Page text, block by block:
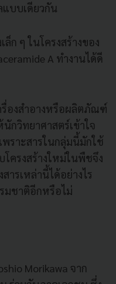
บบเดียวกัน
ก ๆ ในโครงสร้างของ
A ทำงานได้ดี
รื่องสำอางหรือผลิตภัณฑ์
กวิทยาศาสตร์เข้าใจ
พราะสารในกลุ่มนี้มักใช้
ครงสร้างใหม่ในพืชจึง
ารเหล่านี้ได้อย่างไร
มชาติอีกหรือไม่
Morikawa จาก